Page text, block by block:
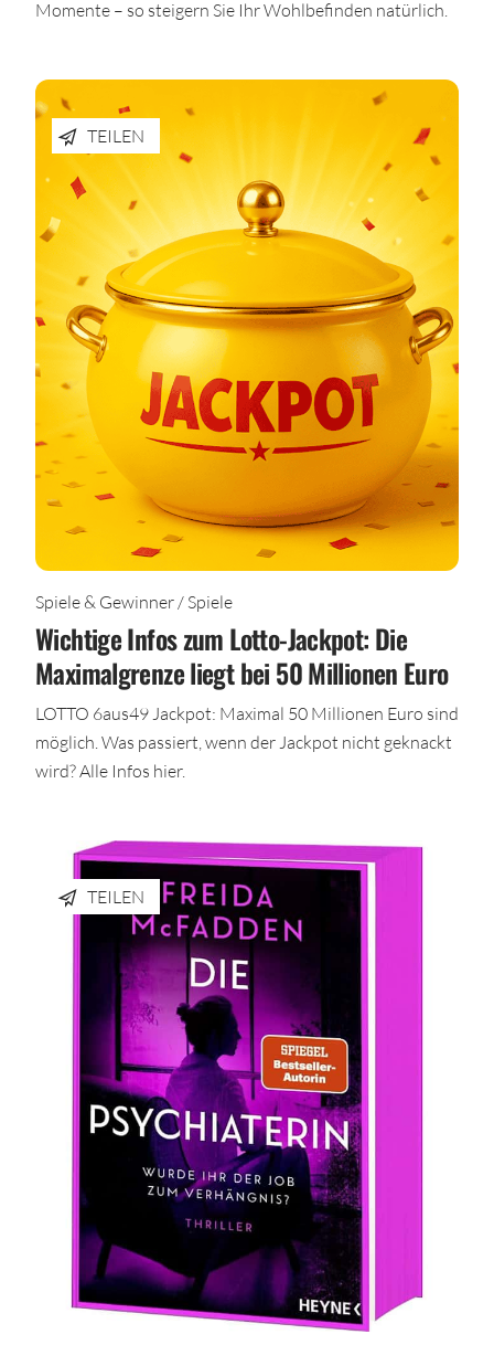
Momente – so steigern Sie Ihr Wohlbefinden natürlich.
TEILEN
Spiele & Gewinner / Spiele
Wichtige Infos zum Lotto-Jackpot: Die
Maximalgrenze liegt bei 50 Millionen Euro
LOTTO 6aus49 Jackpot: Maximal 50 Millionen Euro sind
möglich. Was passiert, wenn der Jackpot nicht geknackt
wird? Alle Infos hier.
TEILEN